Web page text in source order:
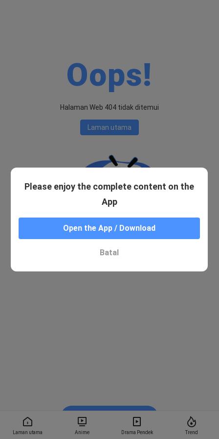
Laman utama Anime Drama Pendek Trend
Oops!
Halaman Web 404 tidak ditemui
Laman utama
Tonton dalam BiliBili
Please enjoy the complete content on the
App
Open the App / Download
Batal